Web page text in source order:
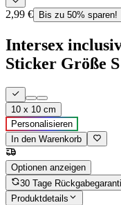
2,99 € Bis zu 50% sparen!
Intersex
Sticker Größe
10 x 10 cm
Personalisieren
In den Warenkorb
Optionen anzeigen
30 Tage
Produktdetails